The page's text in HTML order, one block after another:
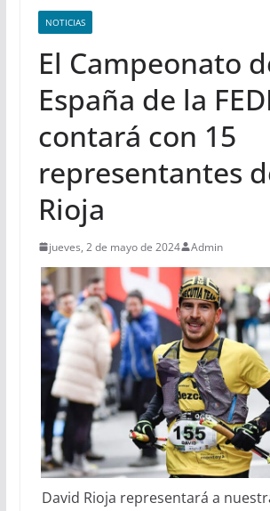
NOTICIAS
El Campeonato
España de la
contará con 15
representantes
Rioja
jueves, 2 de mayo de 2024 Admin
David Rioja representará a